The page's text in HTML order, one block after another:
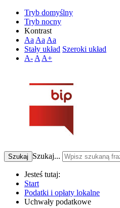
Tryb domyślny
Tryb nocny
Kontrast
Aa Aa Aa
Stały układ Szeroki układ
A- A A+
Szukaj Szukaj...
Jesteś tutaj:
Start
Podatki i opłaty lokalne
Uchwały podatkowe